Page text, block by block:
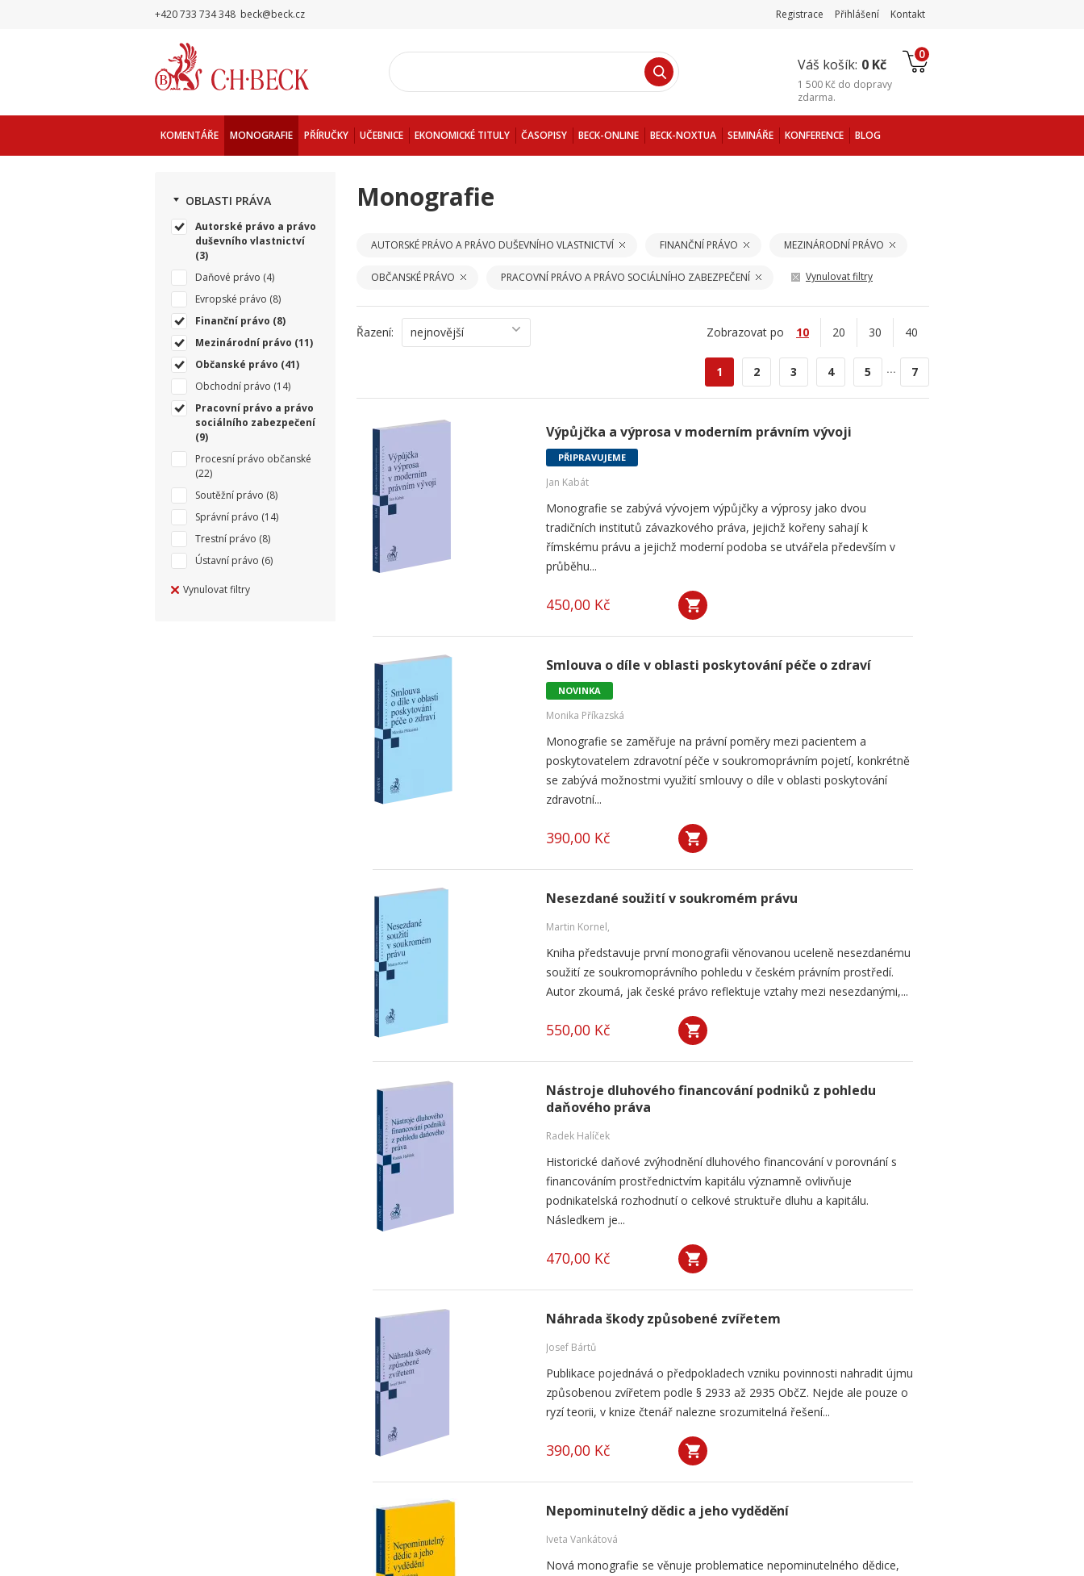
+420 733 734 348 beck@beck.cz Registrace Přihlášení Kontakt
Váš košík: 0 Kč
0
1 500 Kč do dopravy
zdarma.
KOMENTÁŘE MONOGRAFIE PŘÍRUČKY UČEBNICE EKONOMICKÉ TITULY ČASOPISY BECK-ONLINE BECK-NOXTUA SEMINÁŘE KONFERENCE BLOG
OBLASTI PRÁVA
Autorské právo a právo
duševního vlastnictví
(3)
Daňové právo (4)
Evropské právo (8)
Finanční právo (8)
Mezinárodní právo (11)
Občanské právo (41)
Obchodní právo (14)
Pracovní právo a právo
sociálního zabezpečení
(9)
Procesní právo občanské
(22)
Soutěžní právo (8)
Správní právo (14)
Trestní právo (8)
Ústavní právo (6)
Vynulovat filtry
Monografie
AUTORSKÉ PRÁVO A PRÁVO DUŠEVNÍHO VLASTNICTVÍ FINANČNÍ PRÁVO MEZINÁRODNÍ PRÁVO
OBČANSKÉ PRÁVO PRACOVNÍ PRÁVO A PRÁVO SOCIÁLNÍHO ZABEZPEČENÍ Vynulovat filtry
Řazení: nejnovější Zobrazovat po 10 20 30 40
1 2 3 4 5 ... 7
Výpůjčka a výprosa v moderním právním vývoji
PŘIPRAVUJEME
Jan Kabát
Monografie se zabývá vývojem výpůjčky a výprosy jako dvou
tradičních institutů závazkového práva, jejichž kořeny sahají k
římskému právu a jejichž moderní podoba se utvářela především v
průběhu...
450,00 Kč
Smlouva o díle v oblasti poskytování péče o zdraví
NOVINKA
Monika Příkazská
Monografie se zaměřuje na právní poměry mezi pacientem a
poskytovatelem zdravotní péče v soukromoprávním pojetí, konkrétně
se zabývá možnostmi využití smlouvy o díle v oblasti poskytování
zdravotní...
390,00 Kč
Nesezdané soužití v soukromém právu
Martin Kornel,
Kniha představuje první monografii věnovanou uceleně nesezdanému
soužití ze soukromoprávního pohledu v českém právním prostředí.
Autor zkoumá, jak české právo reflektuje vztahy mezi nesezdanými,...
550,00 Kč
Nástroje dluhového financování podniků z pohledu
daňového práva
Radek Halíček
Historické daňové zvýhodnění dluhového financování v porovnání s
financováním prostřednictvím kapitálu významně ovlivňuje
podnikatelská rozhodnutí o celkové struktuře dluhu a kapitálu.
Následkem je...
470,00 Kč
Náhrada škody způsobené zvířetem
Josef Bártů
Publikace pojednává o předpokladech vzniku povinnosti nahradit újmu
způsobenou zvířetem podle § 2933 až 2935 ObčZ. Nejde ale pouze o
ryzí teorii, v knize čtenář nalezne srozumitelná řešení...
390,00 Kč
Nepominutelný dědic a jeho vydědění
Iveta Vankátová
Nová monografie se věnuje problematice nepominutelného dědice,